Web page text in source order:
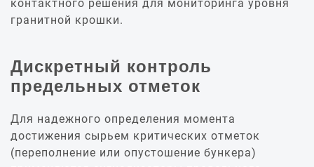
контактного решения для мониторинга уровня
гранитной крошки.
Дискретный контроль
предельных отметок
Для надежного определения момента
достижения сырьем критических отметок
(переполнение или опустошение бункера)